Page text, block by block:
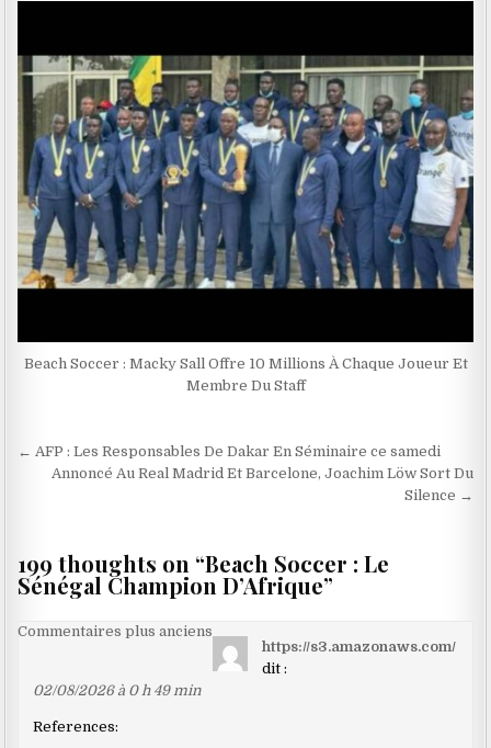
Beach Soccer : Macky Sall Offre 10 Millions À Chaque Joueur Et
Membre Du Staff
Navigation
← AFP : Les Responsables De Dakar En Séminaire ce samedi
Annoncé Au Real Madrid Et Barcelone, Joachim Löw Sort Du
Silence →
199 thoughts on “Beach Soccer : Le
Sénégal Champion D’Afrique”
Navigation
les
commentaires
Commentaires plus anciens
https://s3.amazonaws.com/
dit :
02/08/2026 à 0 h 49 min
References: